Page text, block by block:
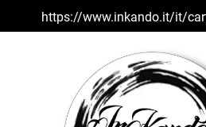
https://www.inkando.it/it/